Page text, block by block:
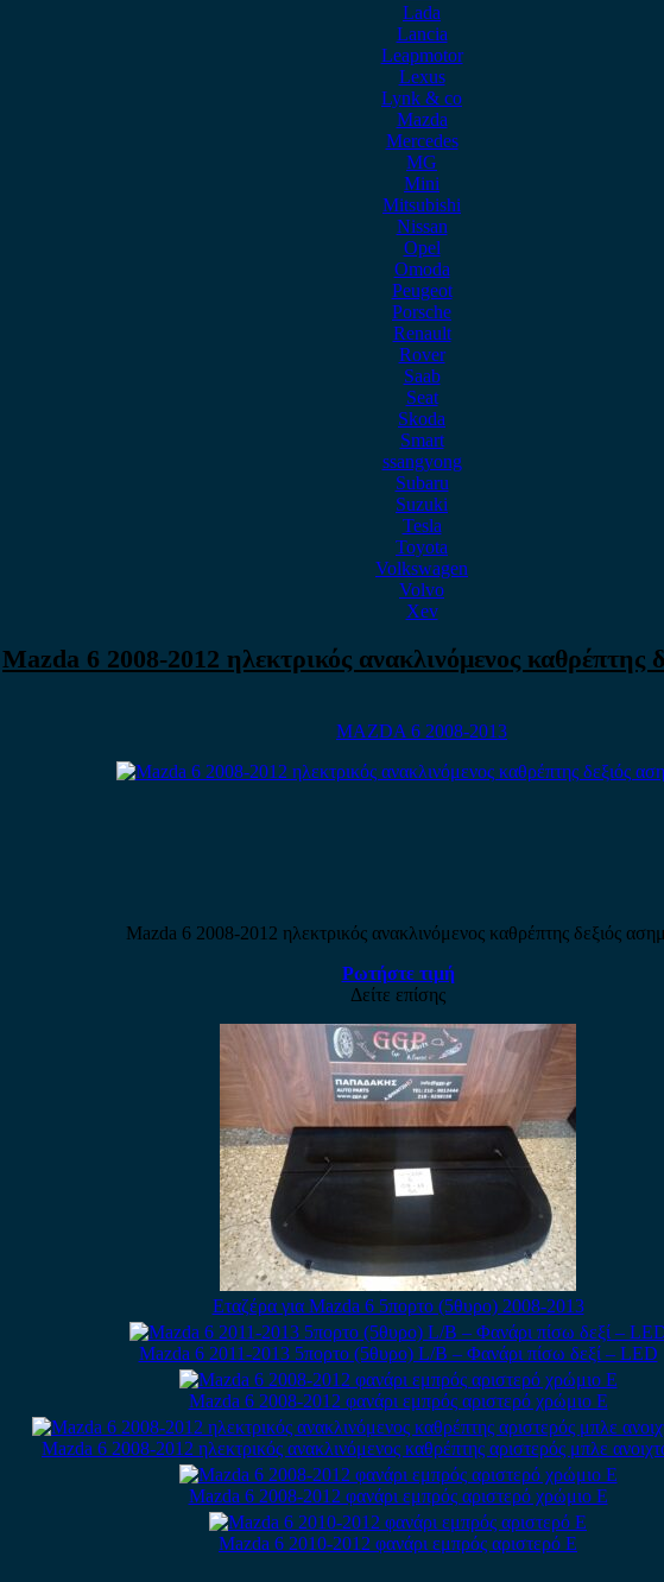
Lada
Lancia
Leapmotor
Lexus
Lynk & co
Mazda
Mercedes
MG
Mini
Mitsubishi
Nissan
Opel
Omoda
Peugeot
Porsche
Renault
Rover
Saab
Seat
Skoda
Smart
ssangyong
Subaru
Suzuki
Tesla
Toyota
Volkswagen
Volvo
Xev
Mazda 6 2008-2012 ηλεκτρικός ανακλινόμενος καθρέπτης
MAZDA 6 2008-2013
Mazda 6 2008-2012 ηλεκτρικός ανακλινόμενος καθρέπτης δεξιός
Ρωτήστε τιμή
Δείτε επίσης
Εταζέρα για Mazda 6 5πορτο (5θυρο) 2008-2013
Mazda 6 2011-2013 5πορτο (5θυρο) L/B – Φανάρι πίσω δεξί – LED
Mazda 6 2008-2012 φανάρι εμπρός αριστερό χρώμιο E
Mazda 6 2008-2012 ηλεκτρικός ανακλινόμενος καθρέπτης αριστερός μπλε
Mazda 6 2008-2012 φανάρι εμπρός αριστερό χρώμιο E
Mazda 6 2010-2012 φανάρι εμπρός αριστερό E